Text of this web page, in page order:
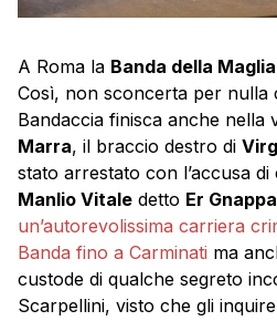
A Roma la Banda della
Così, non sconcerta per nulla
Bandaccia finisca anche nella
Marra, il braccio destro di
stato arrestato con l’accusa
Manlio Vitale detto Er Gnappa
un’autorevolissima carriera
Banda fino a Carminati ma
custode di qualche segreto
Scarpellini, visto che gli